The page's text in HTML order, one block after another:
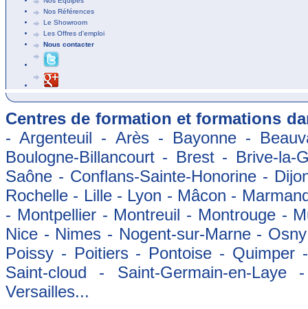
Nos Références
Le Showroom
Les Offres d'emploi
Nous contacter
Centres de formation et formations
- Argenteuil - Arès - Bayonne -
Boulogne-Billancourt - Brest - Brive-
Saône - Conflans-Sainte-Honorine -
Rochelle - Lille - Lyon - Mâcon -
- Montpellier - Montreuil - Montrouge -
Nice - Nimes - Nogent-sur-Marne -
Poissy - Poitiers - Pontoise -
Saint-cloud - Saint-Germain-en-
Versailles...